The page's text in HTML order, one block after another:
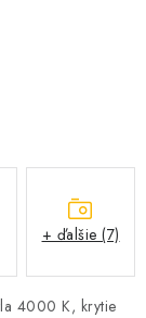
4000 K, krytie
+ ďalšie (7)